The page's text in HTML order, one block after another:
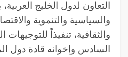
التعاون لدول الخليج العربية،
والسياسية والتنموية
والثقافية، تنفيذاً
السادس وإخوانه قادة دول